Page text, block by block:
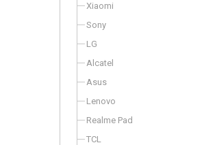
Xiaomi
Sony
LG
Alcatel
Asus
Lenovo
Realme Pad
TCL